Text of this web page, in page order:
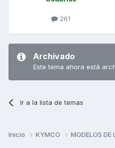
261
Archivado
Este tema ahora está
Ir a la lista de temas
Inicio KYMCO MODELOS DE